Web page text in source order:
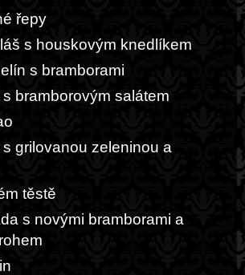
řepy
s houskovým knedlíkem
s bramborami
bramborovým salátem
grilovanou zeleninou a
těstě
s novými bramborami a